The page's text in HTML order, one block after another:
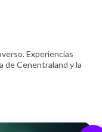
Experiencias
de Cenentraland y la